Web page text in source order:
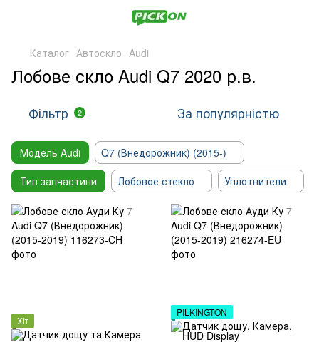
Каталог Автоскло Audi
Лобове скло Audi Q7 2020 р.в.
Фільтр 2 За популярністю
Модель Audi
Q7 (Внедорожник) (2015-)
Тип запчастини
Лобовое стекло Уплотнители
Хіт
PILKINGTON